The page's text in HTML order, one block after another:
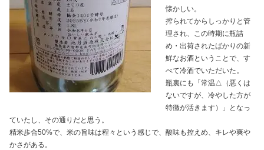
懐かしい。
搾られてからしっかりと管
理され、この時期に瓶詰
め・出荷されたばかりの新
鮮なお酒ということで、す
べて冷酒でいただいた。
瓶裏にも「常温△（悪くは
ないですが、冷やした方が
特徴が活きます）」となっ
ていたし、その通りだと思う。
精米歩合50%で、米の旨味は程々という感じで、酸味も控えめ、キレや爽や
かさがある。